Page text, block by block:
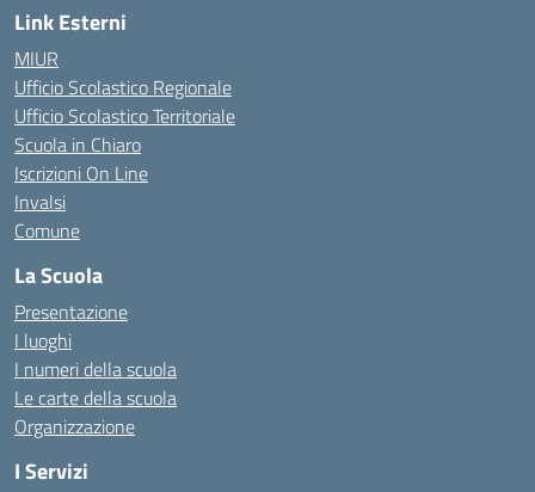
Link Esterni
MIUR
Ufficio Scolastico Regionale
Ufficio Scolastico Territoriale
Scuola in Chiaro
Iscrizioni On Line
Invalsi
Comune
La Scuola
Presentazione
I luoghi
I numeri della scuola
Le carte della scuola
Organizzazione
I Servizi